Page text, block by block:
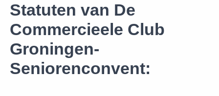
Statuten van De
Commercieele Club
Groningen-
Seniorenconvent: